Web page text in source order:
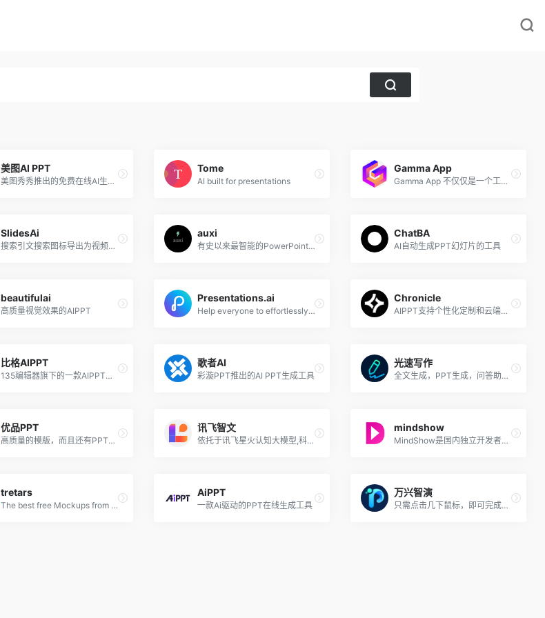
美图AI PPT
美图秀秀推出的免费在线AI生成PPT设计工具
Tome
AI built for presentations
Gamma App
Gamma App 不仅仅是一个工具，它是一个创新的平台，让你的创意和想法以全新的方式呈现
SlidesAi
搜索引文搜索图标导出为视频改写句子
auxi
有史以来最智能的PowerPoint插件
ChatBA
AI自动生成PPT幻灯片的工具
beautifulai
高质量视觉效果的AIPPT
Presentations.ai
Help everyone to effortlessly tell visual stories
Chronicle
AIPPT支持个性化定制和云端协作等功能
比格AIPPT
135编辑器旗下的一款AIPPT制作工具
歌者AI
彩漩PPT推出的AI PPT生成工具
光速写作
全文生成，PPT生成，问答助手，写作助手
优品PPT
高质量的模版，而且还有PPT图表，PPT背景图等资源
讯飞智文
依托于讯飞星火认知大模型,科大讯飞重磅推出致力于打造成为每个人的智能文档 AI 助理
mindshow
MindShow是国内独立开发者开发的输入内容自动生成演示工具
tretars
The best free Mockups from the Web
AiPPT
一款Ai驱动的PPT在线生成工具
万兴智演
只需点击几下鼠标，即可完成PPT创建，AI全程帮你提效，耗时直接缩短80%